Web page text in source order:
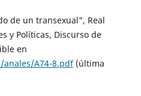
de un transexual", Real
y Políticas, Discurso de
en
A74-8.pdf(última